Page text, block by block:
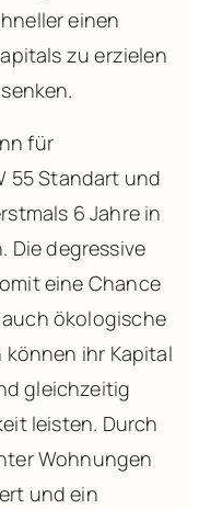
einen
zu erzielen
für
55 Standart und
6 Jahre in
Die degressive
eine Chance
ökologische
ihr Kapital
gleichzeitig
leisten. Durch
Wohnungen
und ein